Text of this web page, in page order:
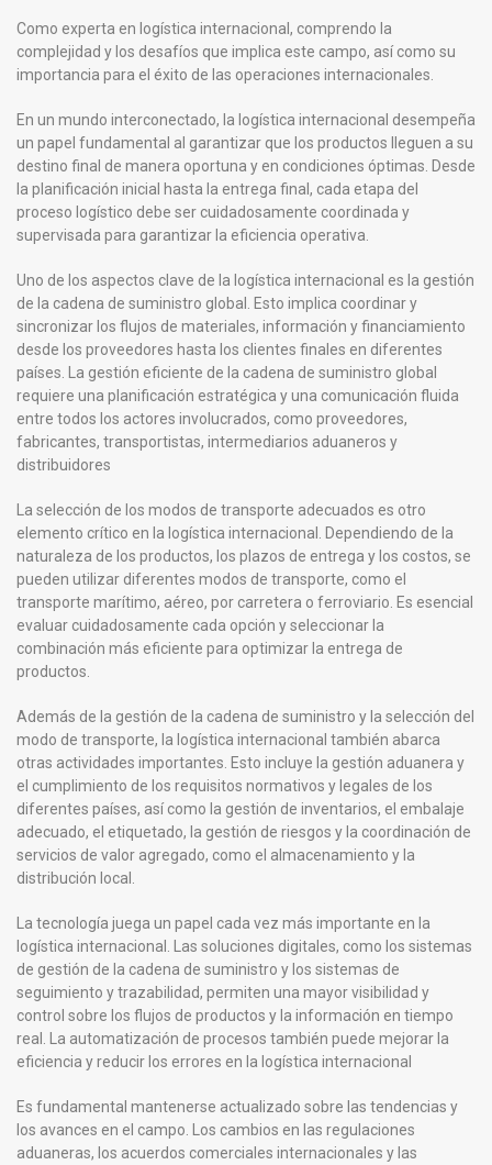
Como experta en logística internacional, comprendo la
complejidad y los desafíos que implica este campo, así como su
importancia para el éxito de las operaciones internacionales.
En un mundo interconectado, la logística internacional desempeña
un papel fundamental al garantizar que los productos lleguen a su
destino final de manera oportuna y en condiciones óptimas. Desde
la planificación inicial hasta la entrega final, cada etapa del
proceso logístico debe ser cuidadosamente coordinada y
supervisada para garantizar la eficiencia operativa.
Uno de los aspectos clave de la logística internacional es la gestión
de la cadena de suministro global. Esto implica coordinar y
sincronizar los flujos de materiales, información y financiamiento
desde los proveedores hasta los clientes finales en diferentes
países. La gestión eficiente de la cadena de suministro global
requiere una planificación estratégica y una comunicación fluida
entre todos los actores involucrados, como proveedores,
fabricantes, transportistas, intermediarios aduaneros y
distribuidores
La selección de los modos de transporte adecuados es otro
elemento crítico en la logística internacional. Dependiendo de la
naturaleza de los productos, los plazos de entrega y los costos, se
pueden utilizar diferentes modos de transporte, como el
transporte marítimo, aéreo, por carretera o ferroviario. Es esencial
evaluar cuidadosamente cada opción y seleccionar la
combinación más eficiente para optimizar la entrega de
productos.
Además de la gestión de la cadena de suministro y la selección del
modo de transporte, la logística internacional también abarca
otras actividades importantes. Esto incluye la gestión aduanera y
el cumplimiento de los requisitos normativos y legales de los
diferentes países, así como la gestión de inventarios, el embalaje
adecuado, el etiquetado, la gestión de riesgos y la coordinación de
servicios de valor agregado, como el almacenamiento y la
distribución local.
La tecnología juega un papel cada vez más importante en la
logística internacional. Las soluciones digitales, como los sistemas
de gestión de la cadena de suministro y los sistemas de
seguimiento y trazabilidad, permiten una mayor visibilidad y
control sobre los flujos de productos y la información en tiempo
real. La automatización de procesos también puede mejorar la
eficiencia y reducir los errores en la logística internacional
Es fundamental mantenerse actualizado sobre las tendencias y
los avances en el campo. Los cambios en las regulaciones
aduaneras, los acuerdos comerciales internacionales y las